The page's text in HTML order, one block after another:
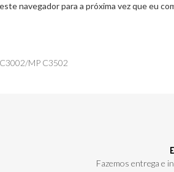
navegador para a próxima vez que eu
MP C3502
Fazemos entrega e